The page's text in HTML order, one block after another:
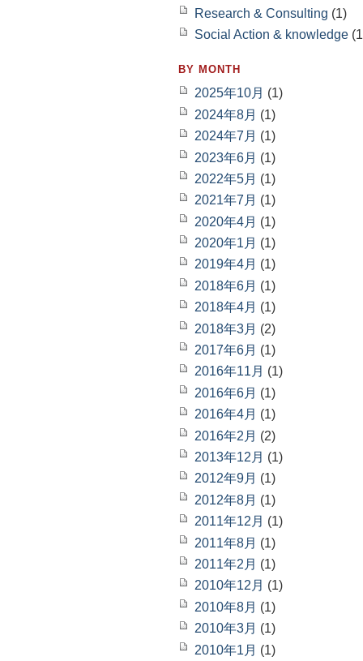
Research & Consulting (1)
Social Action & knowledge
BY MONTH
2025年10月 (1)
2024年8月 (1)
2024年7月 (1)
2023年6月 (1)
2022年5月 (1)
2021年7月 (1)
2020年4月 (1)
2020年1月 (1)
2019年4月 (1)
2018年6月 (1)
2018年4月 (1)
2018年3月 (2)
2017年6月 (1)
2016年11月 (1)
2016年6月 (1)
2016年4月 (1)
2016年2月 (2)
2013年12月 (1)
2012年9月 (1)
2012年8月 (1)
2011年12月 (1)
2011年8月 (1)
2011年2月 (1)
2010年12月 (1)
2010年8月 (1)
2010年3月 (1)
2010年1月 (1)